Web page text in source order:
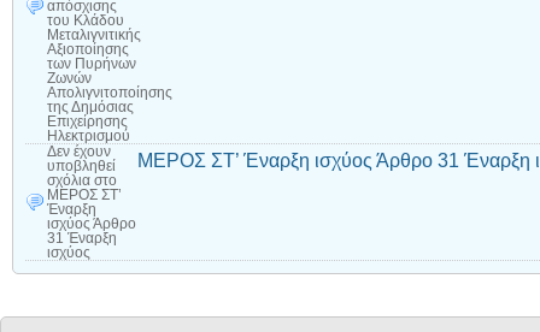
απόσχισης
του Κλάδου
Μεταλιγνιτικής
Αξιοποίησης
των Πυρήνων
Ζωνών
Απολιγνιτοποίησης
της Δημόσιας
Επιχείρησης
Ηλεκτρισμού
Δεν έχουν
υποβληθεί
σχόλια στο
ΜΕΡΟΣ ΣΤ’
Έναρξη
ισχύος Άρθρο
31 Έναρξη
ισχύος
ΜΕΡΟΣ ΣΤ’ Έναρξη ισχύος Άρθρο 31 Έναρξη